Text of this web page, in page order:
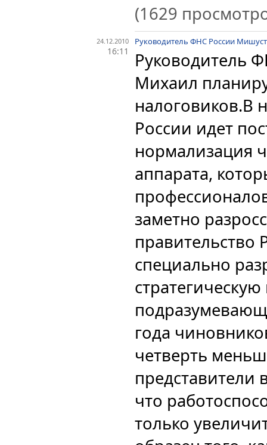
(1629
24.12.2010
16:11
Руководитель ФНС России
Руководитель
Михаил
налоговиков.В
России идет
нормализация
аппарата,
заметно
правительство
специально
года
четверть
представители
что
только